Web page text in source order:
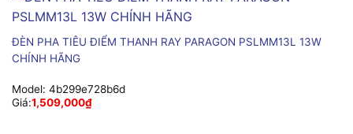
ĐÈN PHA TIÊU ĐIỂM THANH RAY PARAGON PSLMM13L 13W
CHÍNH HÃNG
Model: 4b299e728b6d
Giá:1,509,000₫